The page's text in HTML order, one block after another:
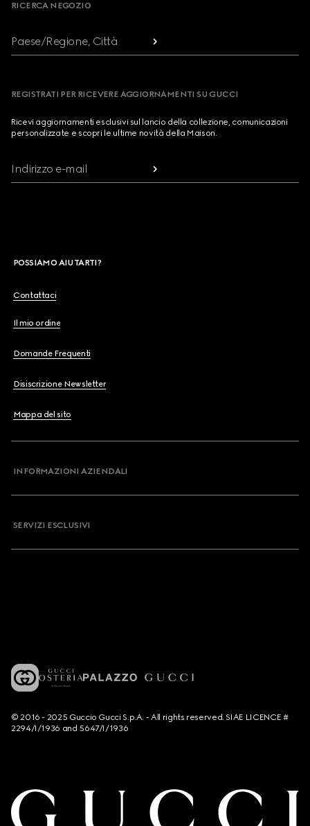
RICERCA NEGOZIO
Paese/Regione, Città
REGISTRATI PER RICEVERE AGGIORNAMENTI SU GUCCI
Ricevi aggiornamenti esclusivi sul lancio della collezione, comunicazioni
personalizzate e scopri le ultime novità della Maison.
Indirizzo e-mail
POSSIAMO AIUTARTI?
Contattaci
Il mio ordine
Domande Frequenti
Disiscrizione Newsletter
Mappa del sito
INFORMAZIONI AZIENDALI
SERVIZI ESCLUSIVI
© 2016 - 2025 Guccio Gucci S.p.A. - All rights reserved. SIAE LICENCE #
2294/I/1936 and 5647/I/1936